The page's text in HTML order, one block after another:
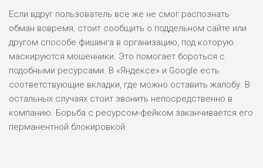
Если вдруг пользователь все же не смог распознать
обман вовремя, стоит сообщить о поддельном сайте или
другом способе фишинга в организацию, под которую
маскируются мошенники. Это помогает бороться с
подобными ресурсами. В «Яндексе» и Google есть
соответствующие вкладки, где можно оставить жалобу. В
остальных случаях стоит звонить непосредственно в
компанию. Борьба с ресурсом-фейком заканчивается его
перманентной блокировкой.